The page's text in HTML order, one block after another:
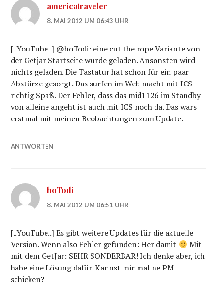
americatraveler
8. MAI 2012 UM 06:43 UHR
[..YouTube..] @hoTodi: eine cut the rope Variante von
der Getjar Startseite wurde geladen. Ansonsten wird
nichts geladen. Die Tastatur hat schon für ein paar
Abstürze gesorgt. Das surfen im Web macht mit ICS
richtig Spaß. Der Fehler, dass das mid1126 im Standby
von alleine angeht ist auch mit ICS noch da. Das wars
erstmal mit meinen Beobachtungen zum Update.
ANTWORTEN
hoTodi
8. MAI 2012 UM 06:51 UHR
[..YouTube..] Es gibt weitere Updates für die aktuelle
Version. Wenn also Fehler gefunden: Her damit
Mit
mit dem GetJar: SEHR SONDERBAR! Ich denke aber, ich
habe eine Lösung dafür. Kannst mir mal ne PM
schicken?